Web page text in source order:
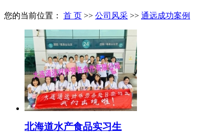
您的当前位置： 首 页 >> 公司风采 >> 通远成功案例
北海道水产食品实习生